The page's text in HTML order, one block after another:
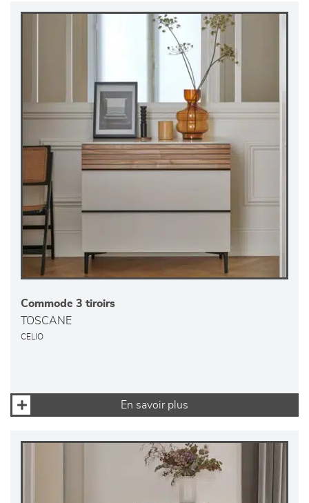
Commode 3 tiroirs
TOSCANE
CELIO
En savoir plus